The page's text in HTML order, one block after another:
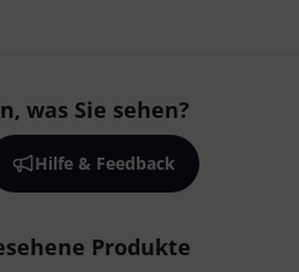
was Sie sehen?
Hilfe & Feedback
Produkte